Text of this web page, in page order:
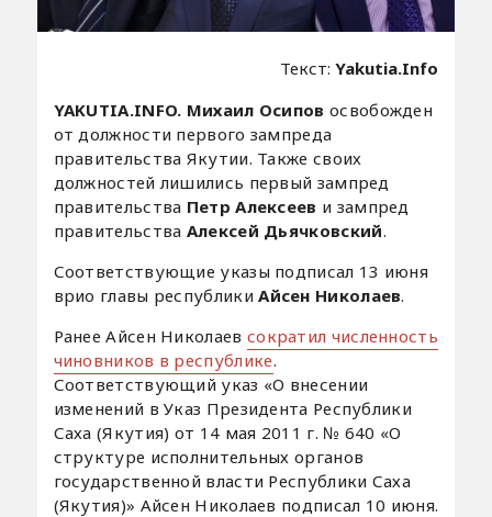
Текст:Yakutia.Info
YAKUTIA.INFO. Михаил Осипов освобожден
от должности первого зампреда
правительства Якутии. Также своих
должностей лишились первый зампред
правительства Петр Алексеев и зампред
правительства Алексей Дьячковский.
Соответствующие указы подписал 13 июня
врио главы республикиАйсен Николаев.
Ранее Айсен Николаев сократил численность
чиновников в республике.
Соответствующий указ «О внесении
изменений в Указ Президента Республики
Саха (Якутия) от 14 мая 2011 г. № 640 «О
структуре исполнительных органов
государственной власти Республики Саха
(Якутия)» Айсен Николаев подписал 10 июня.